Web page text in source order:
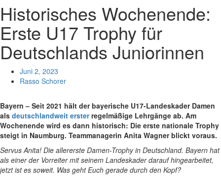
Historisches Wochenende:
Erste U17 Trophy für
Deutschlands Juniorinnen
Juni 2, 2023
Rasso Schorer
Bayern – Seit 2021 hält der bayerische U17-Landeskader Damen
als deutschlandweit ersterregelmäßige Lehrgänge ab. Am
Wochenende wird es dann historisch: Die erste nationale Trophy
steigt in Naumburg. Teammanagerin Anita Wagner blickt voraus.
Servus Anita! Die allererste Damen-Trophy in Deutschland. Bayern hat
als einer der Vorreiter mit seinem Landeskader darauf hingearbeitet,
jetzt ist es soweit. Was geht Euch gerade durch den Kopf?